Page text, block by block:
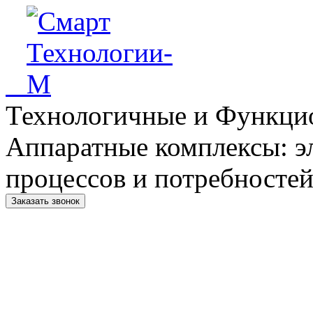
Технологичные и
Аппаратные комплексы:
процессов и
Заказать звонок